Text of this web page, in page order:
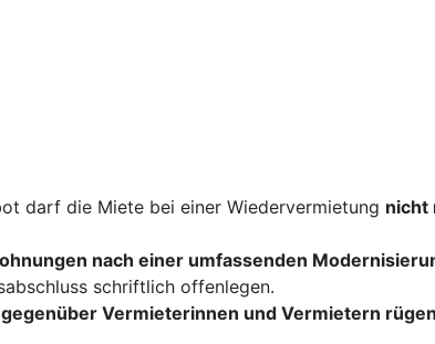
darf die Miete bei einer Wiedervermietung nicht
nach einer umfassenden
schriftlich offenlegen.
Vermieterinnen und Vermietern rügen